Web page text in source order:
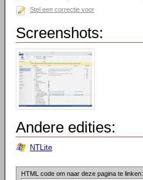
Stel een correctie voor
Screenshots:
Andere edities:
NTLite
HTML code om naar deze pagina te linken: